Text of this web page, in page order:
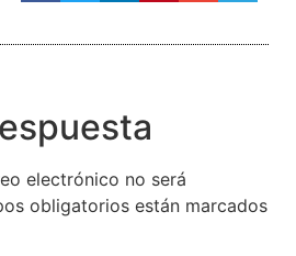
electrónico no será
obligatorios están marcados